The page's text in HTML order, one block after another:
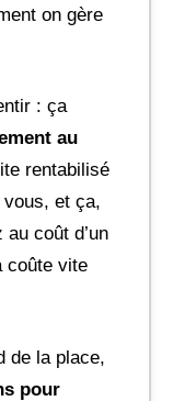
on gère
: ça
au
rentabilisé
et ça,
coût d’un
coûte vite
de la place,
pour